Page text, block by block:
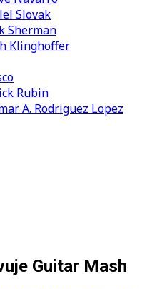
Slovak
Sherman
Klinghoffer
Rubin
A. Rodriguez Lopez
Guitar Mash